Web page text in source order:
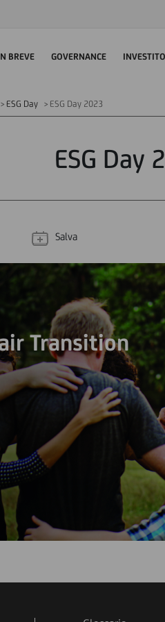
BREVE GOVERNANCE
ESG Day ESG Day 2023
ESG Day
Salva
Transition